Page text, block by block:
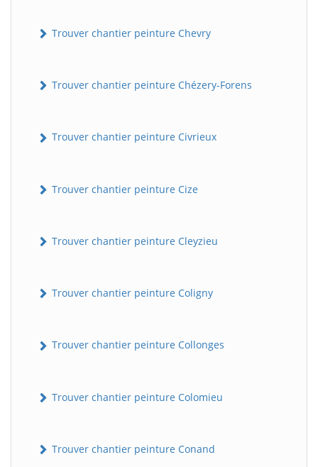
Trouver chantier peinture Chevry
Trouver chantier peinture Chézery-Forens
Trouver chantier peinture Civrieux
Trouver chantier peinture Cize
Trouver chantier peinture Cleyzieu
Trouver chantier peinture Coligny
Trouver chantier peinture Collonges
Trouver chantier peinture Colomieu
Trouver chantier peinture Conand